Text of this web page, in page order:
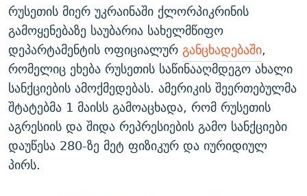
რუსეთის მიერ უკრაინაში ქლორპიკრინის
გამოყენებაზე საუბარია სახელმწიფო
დეპარტამენტის ოფიციალურგანცხადებაში,
რომელიც ეხება რუსეთის საწინააღმდეგო ახალი
სანქციების ამოქმედებას. ამერიკის შეერთებულმა
შტატებმა 1 მაისს გამოაცხადა, რომ რუსეთის
აგრესიის და შიდა რეპრესიების გამო სანქციები
დაუწესა 280-ზე მეტ ფიზიკურ და იურიდიულ
პირს.